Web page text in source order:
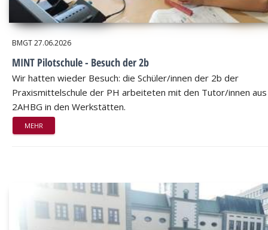
BMGT27.06.2026
MINT Pilotschule - Besuch der 2b
Wir hatten wieder Besuch: die Schüler/innen der 2b der
Praxismittelschule der PH arbeiteten mit den Tutor/innen
2AHBG in den Werkstätten.
MEHR